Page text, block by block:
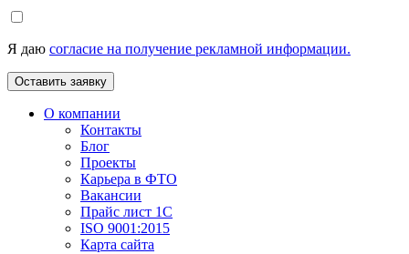
Я даю согласие на получение рекламной информации.
О компании
Контакты
Блог
Проекты
Карьера в ФТО
Вакансии
Прайс лист 1С
ISO 9001:2015
Карта сайта